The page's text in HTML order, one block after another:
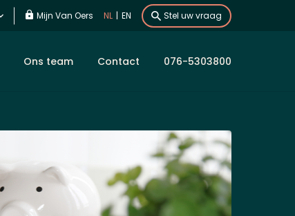
Mijn Van Oers NL | EN Stel uw vraag
Ons team Contact 076-5303800